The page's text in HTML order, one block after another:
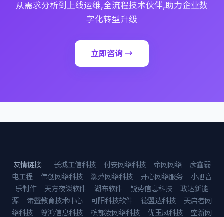
从需求分析到上线运维,全流程技术伙伴,助力企业数
字化转型升级
立即咨询 →
友情链接: 长城工信科技 付安网络科技 帝网网络
彦鑫弱
电工程
伟创网络科技 灏萍网络科技 开心网络服务
小旭音
乐制作
天方夜谈软件 湖布软件 锐势信息科技
政达新能
源
诸暨教育技术中心 可阳科技软件 德盟达科技
天启者网
络科技
尊鸿信息科技 槟郁汝网络科技 优玉凤科技
空新网